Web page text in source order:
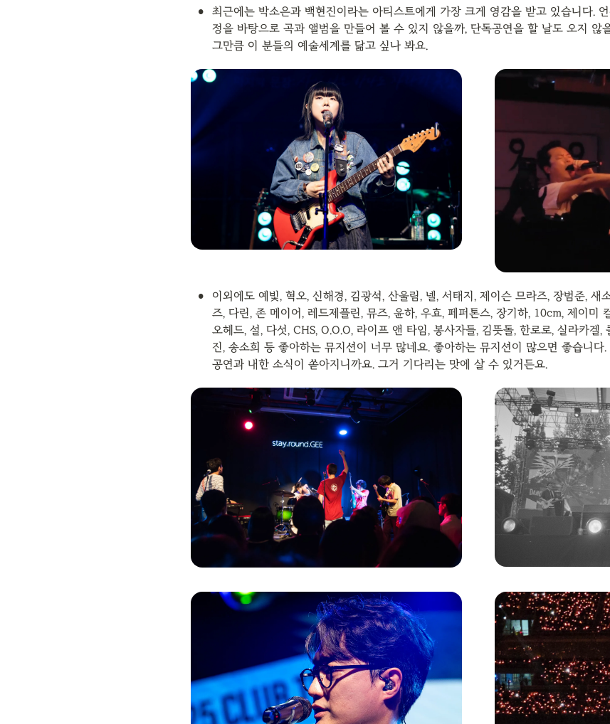
• 최근에는 박소은과 백현진이라는 아티스트에게 가장 크게 영감을 받고 있습니다.
정을 바탕으로 곡과 앨범을 만들어 볼 수 있지 않을까, 단독공연을 할 날도 오지 않
그만큼 이 분들의 예술세계를 닮고 싶나 봐요.
•
이외에도 예빛, 혁오, 신해경, 김광석, 산울림, 넬, 서태지, 제이슨 므라즈, 장범준, 새
즈, 다린, 존 메이어, 레드제플린, 뮤즈, 윤하, 우효, 페퍼톤스, 장기하, 10cm, 제이미
오헤드, 설, 다섯, CHS, O.O.O, 라이프 앤 타임, 봉사자들, 김뜻돌, 한로로, 실라카겔,
진, 송소희 등 좋아하는 뮤지션이 너무 많네요. 좋아하는 뮤지션이 많으면 좋습니다
공연과 내한 소식이 쏟아지니까요. 그거 기다리는 맛에 살 수 있거든요.